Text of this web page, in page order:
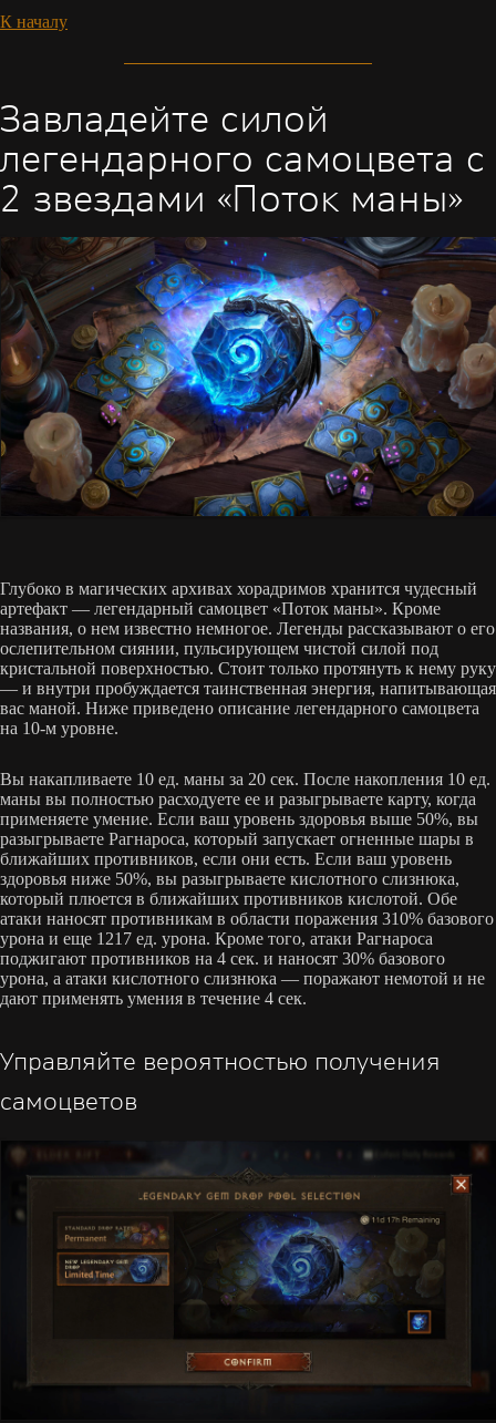
К началу
Завладейте силой
легендарного самоцвета с
2 звездами «Поток маны»
Глубоко в магических архивах хорадримов хранится чудесный
артефакт — легендарный самоцвет «Поток маны». Кроме
названия, о нем известно немногое. Легенды рассказывают о его
ослепительном сиянии, пульсирующем чистой силой под
кристальной поверхностью. Стоит только протянуть к нему руку
— и внутри пробуждается таинственная энергия, напитывающая
вас маной. Ниже приведено описание легендарного самоцвета
на 10-м уровне.
Вы накапливаете 10 ед. маны за 20 сек. После накопления 10 ед.
маны вы полностью расходуете ее и разыгрываете карту, когда
применяете умение. Если ваш уровень здоровья выше 50%, вы
разыгрываете Рагнароса, который запускает огненные шары в
ближайших противников, если они есть. Если ваш уровень
здоровья ниже 50%, вы разыгрываете кислотного слизнюка,
который плюется в ближайших противников кислотой. Обе
атаки наносят противникам в области поражения 310% базового
урона и еще 1217 ед. урона. Кроме того, атаки Рагнароса
поджигают противников на 4 сек. и наносят 30% базового
урона, а атаки кислотного слизнюка — поражают немотой и не
дают применять умения в течение 4 сек.
Управляйте вероятностью получения
самоцветов